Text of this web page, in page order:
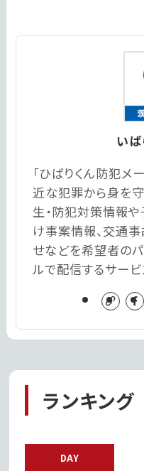
い
「ひばりくん防犯メ
近な犯罪から身を
生・防犯対策情報
け事案情報、交通
せなどを希望者の
ルで配信するサービ
ランキング
DAY